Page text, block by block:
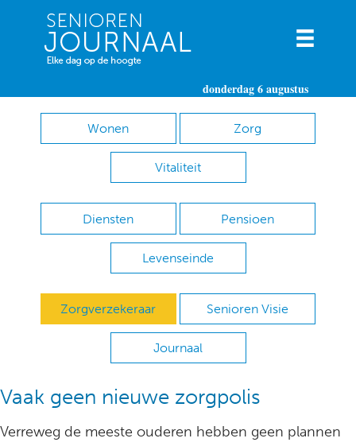
donderdag 6 augustus
Wonen Zorg
Vitaliteit
Diensten Pensioen
Levenseinde
Zorgverzekeraar Senioren Visie
Journaal
Vaak geen nieuwe zorgpolis
Verreweg de meeste ouderen hebben geen plannen